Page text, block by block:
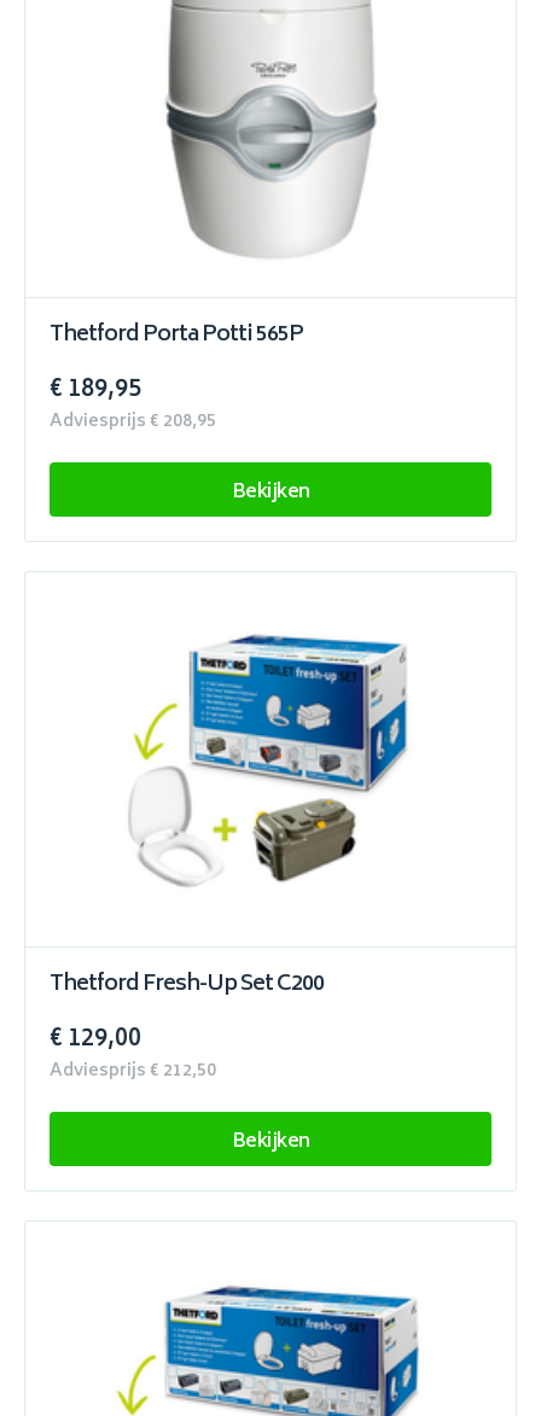
Thetford Porta Potti 565P
€ 189,95
Adviesprijs € 208,95
Bekijken
Thetford Fresh-Up Set C200
€ 129,00
Adviesprijs € 212,50
Bekijken